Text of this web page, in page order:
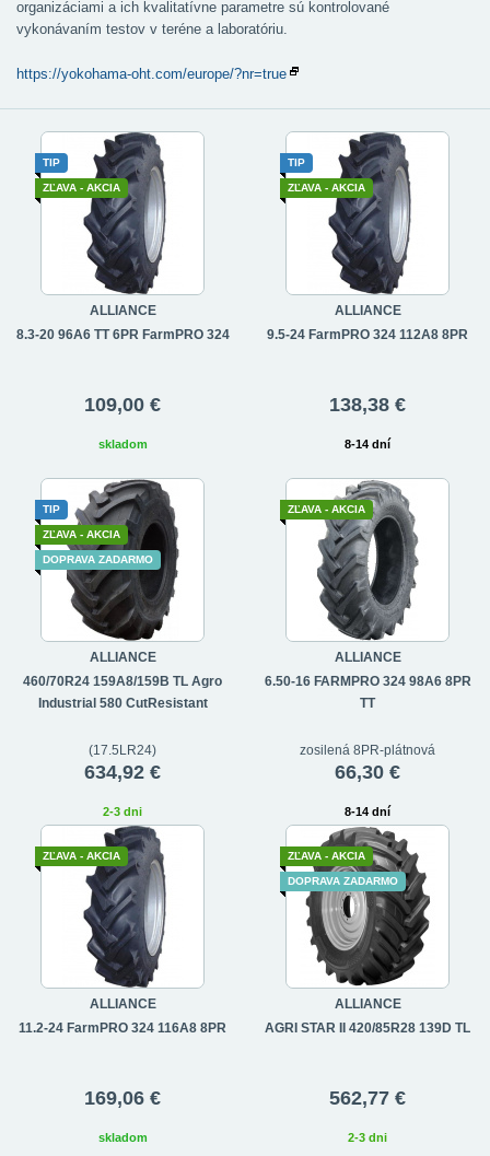
organizáciami a ich kvalitatívne parametre sú kontrolované
vykonávaním testov v teréne a laboratóriu.
https://yokohama-oht.com/europe/?nr=true
ALLIANCE
8.3-20 96A6 TT 6PR FarmPRO 324
TIP
ZĽAVA - AKCIA
109,00 €
skladom
ALLIANCE
9.5-24 FarmPRO 324 112A8 8PR
TIP
ZĽAVA - AKCIA
138,38 €
8-14 dní
ALLIANCE
460/70R24 159A8/159B TL Agro
Industrial 580 CutResistant
TIP
ZĽAVA - AKCIA
DOPRAVA ZADARMO
(17.5LR24)
634,92 €
2-3 dni
ALLIANCE
6.50-16 FARMPRO 324 98A6 8PR
TT
ZĽAVA - AKCIA
zosilená 8PR-plátnová
66,30 €
8-14 dní
ALLIANCE
11.2-24 FarmPRO 324 116A8 8PR
ZĽAVA - AKCIA
169,06 €
skladom
ALLIANCE
AGRI STAR II 420/85R28 139D TL
ZĽAVA - AKCIA
DOPRAVA ZADARMO
562,77 €
2-3 dni